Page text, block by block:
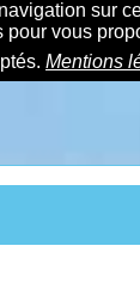
sur
pour vous
Mentions